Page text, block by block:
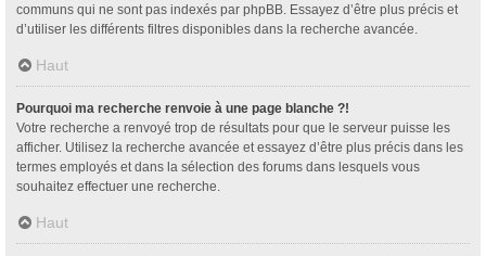
communs qui ne sont pas indexés par phpBB. Essayez d’être plus précis et
d’utiliser les différents filtres disponibles dans la recherche avancée.
Haut
Pourquoi ma recherche renvoie à une page blanche ?!
Votre recherche a renvoyé trop de résultats pour que le serveur puisse les
afficher. Utilisez la recherche avancée et essayez d’être plus précis dans les
termes employés et dans la sélection des forums dans lesquels vous
souhaitez effectuer une recherche.
Haut